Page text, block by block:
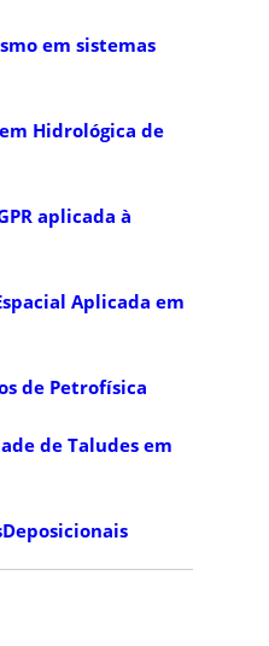
em sistemas
Hidrológica de
aplicada à
Aplicada em
de Petrofísica
de Taludes em